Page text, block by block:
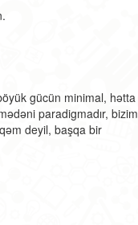
gücün minimal, hətta
paradigmadır, bizim
deyil, başqa bir